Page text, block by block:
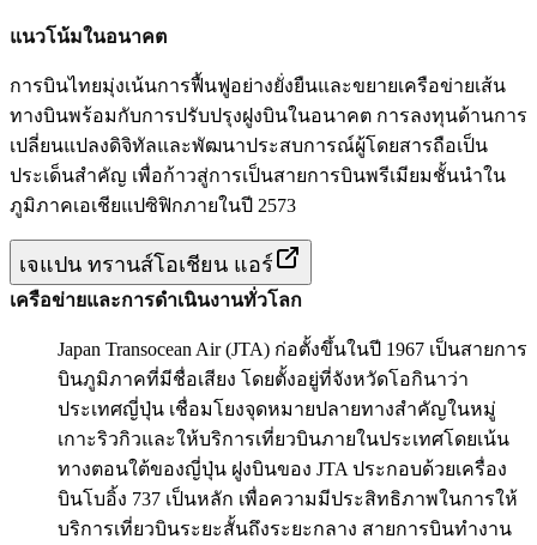
แนวโน้มในอนาคต
การบินไทยมุ่งเน้นการฟื้นฟูอย่างยั่งยืนและขยายเครือข่ายเส้น
ทางบินพร้อมกับการปรับปรุงฝูงบินในอนาคต การลงทุนด้านการ
เปลี่ยนแปลงดิจิทัลและพัฒนาประสบการณ์ผู้โดยสารถือเป็น
ประเด็นสำคัญ เพื่อก้าวสู่การเป็นสายการบินพรีเมียมชั้นนำใน
ภูมิภาคเอเชียแปซิฟิกภายในปี 2573
เจแปน ทรานส์โอเชียน แอร์
เครือข่ายและการดำเนินงานทั่วโลก
Japan Transocean Air (JTA) ก่อตั้งขึ้นในปี 1967 เป็นสายการ
บินภูมิภาคที่มีชื่อเสียง โดยตั้งอยู่ที่จังหวัดโอกินาว่า
ประเทศญี่ปุ่น เชื่อมโยงจุดหมายปลายทางสำคัญในหมู่
เกาะริวกิวและให้บริการเที่ยวบินภายในประเทศโดยเน้น
ทางตอนใต้ของญี่ปุ่น ฝูงบินของ JTA ประกอบด้วยเครื่อง
บินโบอิ้ง 737 เป็นหลัก เพื่อความมีประสิทธิภาพในการให้
บริการเที่ยวบินระยะสั้นถึงระยะกลาง สายการบินทำงาน